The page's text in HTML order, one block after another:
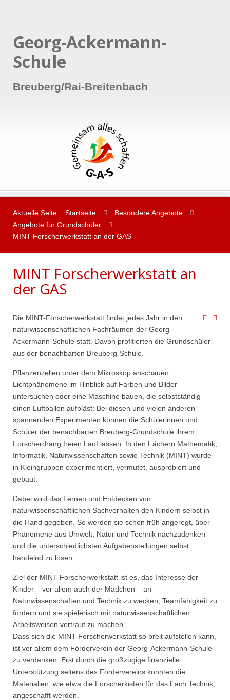
Georg-Ackermann-
Schule
Breuberg/Rai-Breitenbach
Aktuelle Seite: Startseite
Besondere Angebote
Angebote für Grundschüler
MINT Forscherwerkstatt an der GAS
MINT Forscherwerkstatt an
der GAS
Die MINT-Forscherwerkstatt findet jedes Jahr in den
naturwissenschaftlichen Fachräumen der Georg-
Ackermann-Schule statt. Davon profitierten die Grundschüler
aus der benachbarten Breuberg-Schule.
Pflanzenzellen unter dem Mikroskop anschauen,
Lichtphänomene im Hinblick auf Farben und Bilder
untersuchen oder eine Maschine bauen, die selbstständig
einen Luftballon aufbläst: Bei diesen und vielen anderen
spannenden Experimenten können die Schülerinnen und
Schüler der benachbarten Breuberg-Grundschule ihrem
Forscherdrang freien Lauf lassen. In den Fächern Mathematik,
Informatik, Naturwissenschaften sowie Technik (MINT) wurde
in Kleingruppen experimentiert, vermutet, ausprobiert und
gebaut.
Dabei wird das Lernen und Entdecken von
naturwissenschaftlichen Sachverhalten den Kindern selbst in
die Hand gegeben. So werden sie schon früh angeregt, über
Phänomene aus Umwelt, Natur und Technik nachzudenken
und die unterschiedlichsten Aufgabenstellungen selbst
handelnd zu lösen.
Ziel der MINT-Forscherwerkstatt ist es, das Interesse der
Kinder – vor allem auch der Mädchen – an
Naturwissenschaften und Technik zu wecken, Teamfähigkeit zu
fördern und sie spielerisch mit naturwissenschaftlichen
Arbeitsweisen vertraut zu machen.
Dass sich die MINT-Forscherwerkstatt so breit aufstellen kann,
ist vor allem dem Förderverein der Georg-Ackermann-Schule
zu verdanken. Erst durch die großzügige finanzielle
Unterstützung seitens des Fördervereins konnten die
Materialien, wie etwa die Forscherkisten für das Fach Technik,
angeschafft werden.